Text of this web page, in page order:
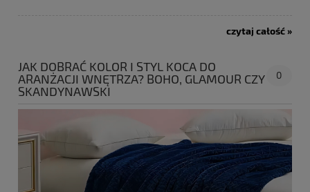
czytaj całość »
JAK DOBRAĆ KOLOR I STYL KOCA DO
ARANŻACJI WNĘTRZA? BOHO, GLAMOUR CZY
SKANDYNAWSKI
0